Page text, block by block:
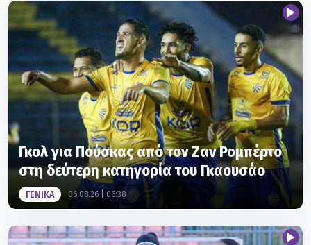
Γκολ για Πούσκας από τον Ζαν Ρομπέρτο
στη δεύτερη κατηγορία του Γκαουσάο
ΓΕΝΙΚΑ 06.08.26 | 06:38